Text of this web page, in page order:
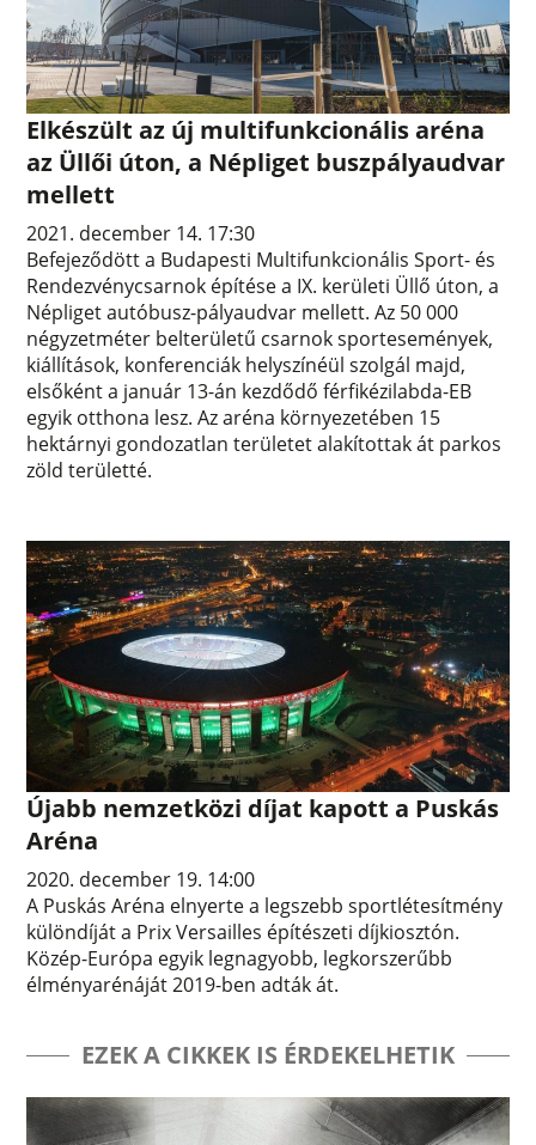
Elkészült az új multifunkcionális aréna
az Üllői úton, a Népliget buszpályaudvar
mellett
2021. december 14. 17:30
Befejeződött a Budapesti Multifunkcionális Sport- és
Rendezvénycsarnok építése a IX. kerületi Üllő úton, a
Népliget autóbusz-pályaudvar mellett. Az 50 000
négyzetméter belterületű csarnok sportesemények,
kiállítások, konferenciák helyszínéül szolgál majd,
elsőként a január 13-án kezdődő férfikézilabda-EB
egyik otthona lesz. Az aréna környezetében 15
hektárnyi gondozatlan területet alakítottak át parkos
zöld területté.
Újabb nemzetközi díjat kapott a Puskás
Aréna
2020. december 19. 14:00
A Puskás Aréna elnyerte a legszebb sportlétesítmény
különdíját a Prix Versailles építészeti díjkiosztón.
Közép-Európa egyik legnagyobb, legkorszerűbb
élményarénáját 2019-ben adták át.
EZEK A CIKKEK IS ÉRDEKELHETIK